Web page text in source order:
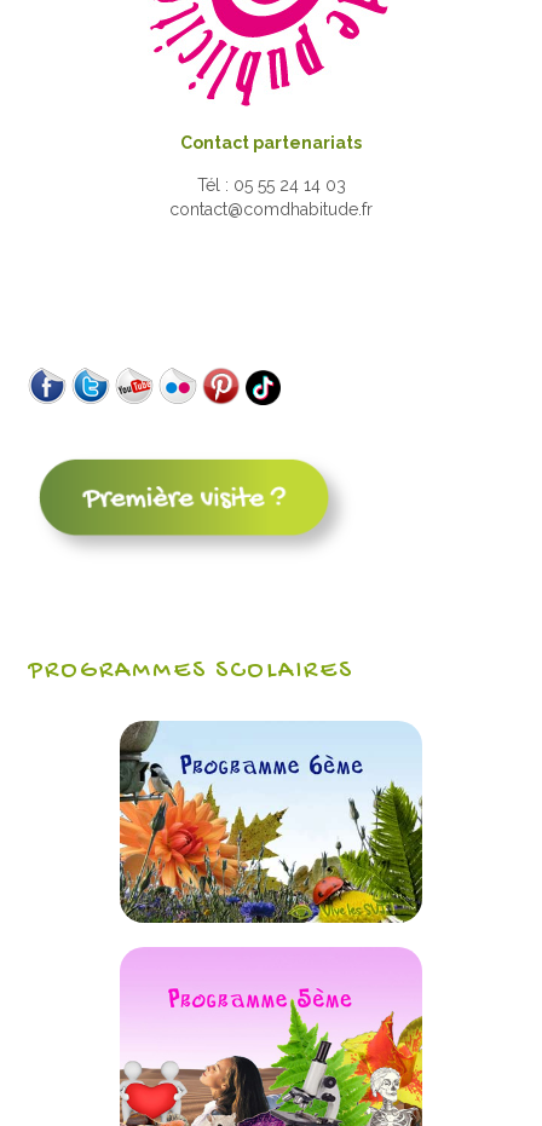
Contact partenariats
Tél : 05 55 24 14 03
contact@comdhabitude.fr
PROGRAMMES SCOLAIRES